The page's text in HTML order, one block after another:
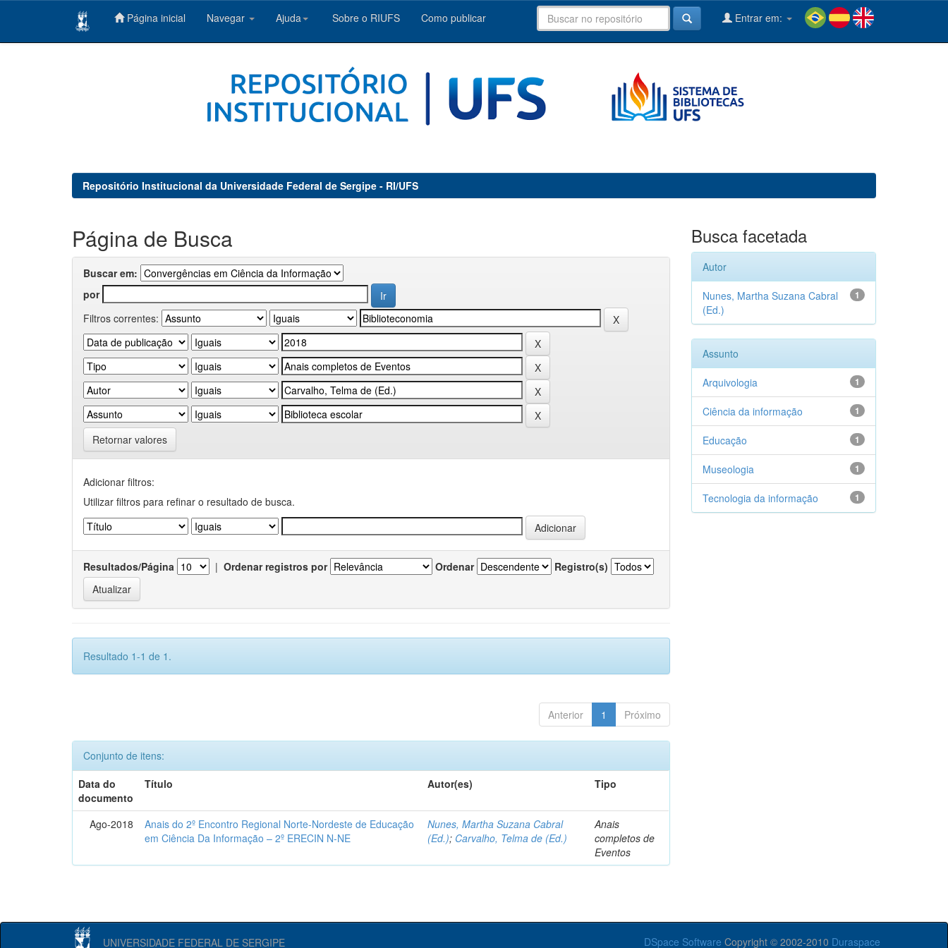
Página inicial Navegar Ajuda Sobre o RIUFS Como publicar Entrar em:
Repositório Institucional da Universidade Federal de Sergipe - RI/UFS
Página de Busca
Buscar em:
por
Filtros correntes:
Retornar valores
Adicionar filtros:
Utilizar filtros para refinar o resultado de busca.
Resultados/Página | Ordenar registros por Ordenar Registro(s)
Resultado 1-1 de 1.
Anterior 1 Próximo
Conjunto de itens:
Data do
documento
Título Autor(es) Tipo
Ago-2018
Anais do 2º Encontro Regional Norte-Nordeste de Educação
em Ciência Da Informação – 2º ERECIN N-NE
Nunes, Martha Suzana Cabral
(Ed.); Carvalho, Telma de (Ed.)
Anais
completos de
Eventos
Busca facetada
Autor
1
Nunes, Martha Suzana Cabral
(Ed.)
Assunto
1
Arquivologia
1
Ciência da informação
1
Educação
1
Museologia
1
Tecnologia da informação
UNIVERSIDADE FEDERAL DE SERGIPE DSpace Software Copyright © 2002-2010 Duraspace